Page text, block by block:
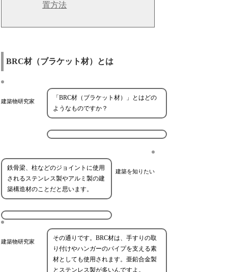
置方法
BRC材（ブラケット材）とは
建築物研究家
「BRC材（ブラケット材）」とはどの
ようなものですか？
建築を知りたい
鉄骨梁、柱などのジョイントに使用
されるステンレス製やアルミ製の建
築構造材のことだと思います。
建築物研究家
その通りです。BRC材は、手すりの取
り付けやハンガーのパイプを支える素
材としても使用されます。亜鉛合金製
とステンレス製が多いんですよ。